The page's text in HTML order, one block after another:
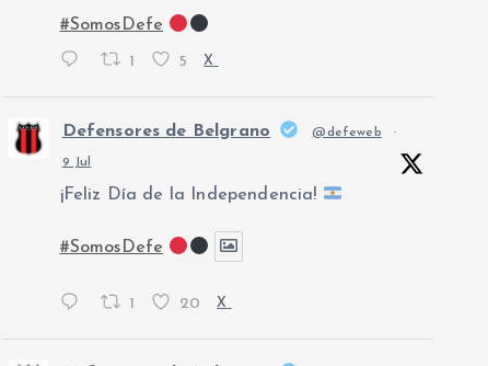
#SomosDefe
1 5 X
Defensores de Belgrano @defeweb ·
9 Jul
¡Feliz Día de la Independencia!
#SomosDefe
1 20 X